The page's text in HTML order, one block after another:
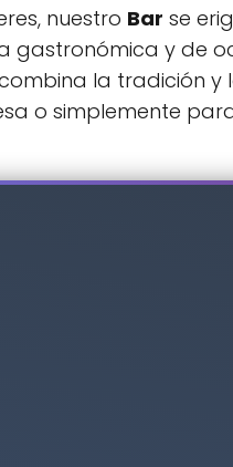
nuestro Bar se
gastronómica y de
la tradición
o simplemente